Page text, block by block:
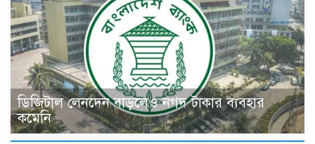
ডিজিটাল লেনদেন বাড়লেও নগদ টাকার ব্যবহার
কমেনি